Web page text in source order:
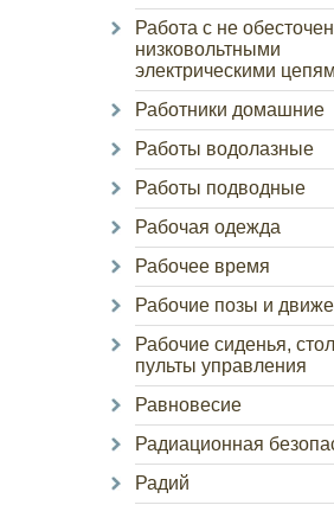
Работа с не
низковольтными
электрическими
Работники домашние
Работы водолазные
Работы подводные
Рабочая одежда
Рабочее время
Рабочие позы и
Рабочие сиденья,
пульты управления
Равновесие
Радиационная
Радий